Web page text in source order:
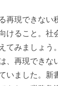
再現できない
けること。社
てみましょう
、再現できな
いました。新